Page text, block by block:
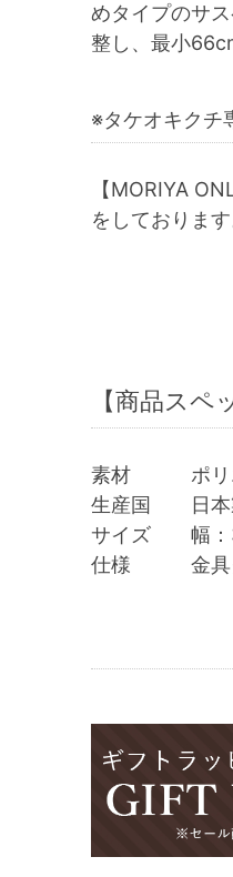
めタイプのサ
整し、最小
※タケオキクチ
【MORIYA
をしておりま
【商品スペ
素材 ポリエ
生産国 日本
サイズ 幅：3
仕様 金具ク